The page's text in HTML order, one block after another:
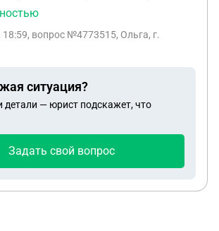
деньги знакомым у кого я
нет возможности. Подали на
по делу о мошенничестве. Что
ситуации?
18:59, вопрос №4773515, Ольга, г.
ситуация?
детали — юрист подскажет, что
Задать свой вопрос